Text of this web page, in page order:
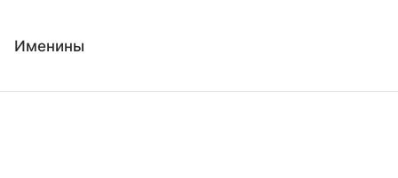
Именины